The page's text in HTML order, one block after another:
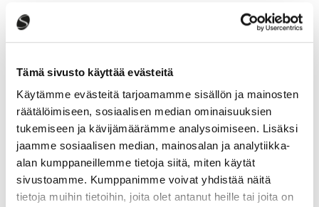
Tämä sivusto käyttää evästeitä
Käytämme evästeitä tarjoamamme sisällön ja mainosten
räätälöimiseen, sosiaalisen median ominaisuuksien
tukemiseen ja kävijämäärämme analysoimiseen. Lisäksi
jaamme sosiaalisen median, mainosalan ja analytiikka-
alan kumppaneillemme tietoja siitä, miten käytät
sivustoamme. Kumppanimme voivat yhdistää näitä
tietoja muihin tietoihin, joita olet antanut heille tai joita on
Tapahtumapaikka
Kauppakatu 8, 2.krs, käynti sisäpihan puolelta.
Pääsymaksu
ilmainen
Katso kaikki tapahtumat